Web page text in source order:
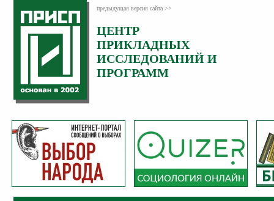
предыдущая версия сайта >>
ЦЕНТР
ПРИКЛАДНЫХ
ИССЛЕДОВАНИЙ И
ПРОГРАММ
Категория:
Комментарии